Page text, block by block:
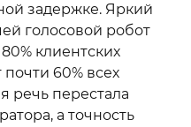
задержке. Яркий
голосовой робот
клиентских
60% всех
речь перестала
а точность